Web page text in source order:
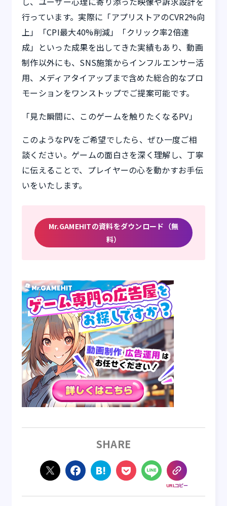
行っています。実際に「アプリストアのCVR2%向
上」「CPI最大40%削減」「クリック率2倍達
成」といった成果を出してきた実績もあり、動画
制作以外にも、SNS施策からインフルエンサー活
用、メディアタイアップまで含めた総合的なプロ
モーションをワンストップでご提案可能です。
「見た瞬間に、このゲームを触りたくなるPV」
このようなPVをご希望でしたら、ぜひ一度ご相
談ください。ゲームの面白さを深く理解し、丁寧
に伝えることで、プレイヤーの心を動かすお手伝
いをいたします。
Mr.GAMEHITの資料をダウンロード（無
料）
SHARE
URLコピー